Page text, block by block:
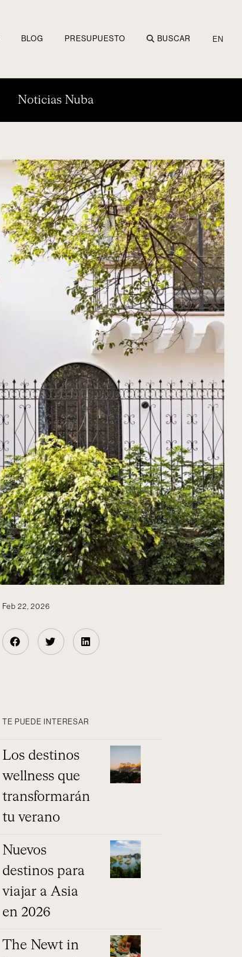
BLOG PRESUPUESTO BUSCAR EN
Noticias Nuba
Feb 22, 2026
TE PUEDE INTERESAR
Los destinos
wellness que
transformarán
tu verano
Nuevos
destinos para
viajar a Asia
en 2026
The Newt in